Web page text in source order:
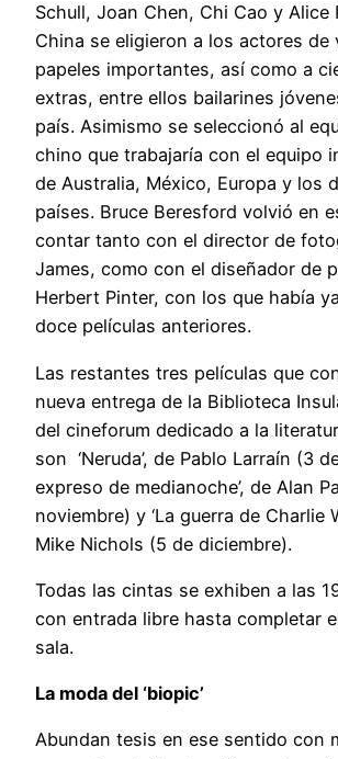
Schull, Joan Chen, Chi Cao y Alice
China se eligieron a los actores de
papeles importantes, así como a
extras, entre ellos bailarines
país. Asimismo se seleccionó al
chino que trabajaría con el equipo
de Australia, México, Europa y los
países. Bruce Beresford volvió en
contar tanto con el director de
James, como con el diseñador de
Herbert Pinter, con los que había
doce películas anteriores.
Las restantes tres películas que
nueva entrega de la Biblioteca
del cineforum dedicado a la
son ‘Neruda’, de Pablo Larraín (3
expreso de medianoche’, de Alan
noviembre) y ‘La guerra de Charlie
Mike Nichols (5 de diciembre).
Todas las cintas se exhiben a las
con entrada libre hasta completar
sala.
La moda del ‘biopic’
Abundan tesis en ese sentido con